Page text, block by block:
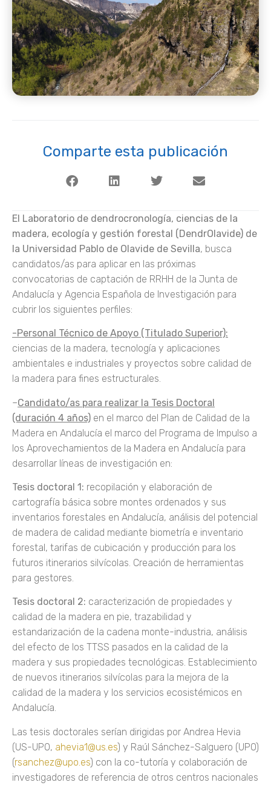
Comparte esta publicación
El Laboratorio de dendrocronología, ciencias de la
madera, ecología y gestión forestal (DendrOlavide) de
la Universidad Pablo de Olavide de Sevilla, busca
candidatos/as para aplicar en las próximas
convocatorias de captación de RRHH de la Junta de
Andalucía y Agencia Española de Investigación para
cubrir los siguientes perfiles:
-Personal Técnico de Apoyo (Titulado Superior):
ciencias de la madera, tecnología y aplicaciones
ambientales e industriales y proyectos sobre calidad de
la madera para fines estructurales.
–Candidato/as para realizar la Tesis Doctoral
(duración 4 años) en el marco del Plan de Calidad de la
Madera en Andalucía el marco del Programa de Impulso a
los Aprovechamientos de la Madera en Andalucía para
desarrollar líneas de investigación en:
Tesis doctoral 1: recopilación y elaboración de
cartografía básica sobre montes ordenados y sus
inventarios forestales en Andalucía, análisis del potencial
de madera de calidad mediante biometría e inventario
forestal, tarifas de cubicación y producción para los
futuros itinerarios silvícolas. Creación de herramientas
para gestores.
Tesis doctoral 2: caracterización de propiedades y
calidad de la madera en pie, trazabilidad y
estandarización de la cadena monte-industria, análisis
del efecto de los TTSS pasados en la calidad de la
madera y sus propiedades tecnológicas. Establecimiento
de nuevos itinerarios silvícolas para la mejora de la
calidad de la madera y los servicios ecosistémicos en
Andalucía.
Las tesis doctorales serían dirigidas por Andrea Hevia
(US-UPO, ahevia1@us.es) y Raúl Sánchez-Salguero (UPO)
(rsanchez@upo.es) con la co-tutoría y colaboración de
investigadores de referencia de otros centros nacionales